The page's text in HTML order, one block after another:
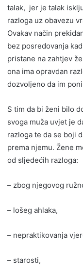
talak, jer je talak
razloga uz obavezu
Ovakav način
bez posredovanja
pristane na zahtjev
ona ima opravdan
dozvoljeno da im
S tim da bi ženi bilo
svoga muža uvjet je
razloga te da se boji
prema njemu. Žene
od sljedećih razloga:
– zbog njegovog
– lošeg ahlaka,
– nepraktikovanja
– starosti,